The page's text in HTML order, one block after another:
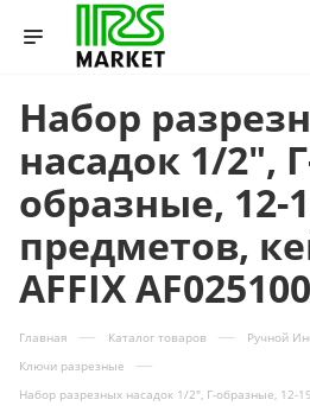
Набор
насадок 1/2",
образные, 12-
предметов,
AFFIX
Главная — Каталог товаров — Ручной
Ключи разрезные —
Набор разрезных насадок 1/2", Г-образные, 12-